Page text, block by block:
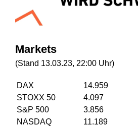
Markets
(Stand 13.03.23, 22:00 Uhr)
DAX 14.959
STOXX 50
4.097
S&P 500
3.856
NASDAQ
11.189